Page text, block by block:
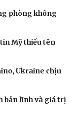
phòng không
Mỹ thiếu tên
Ukraine chịu
bản lĩnh và giá trị